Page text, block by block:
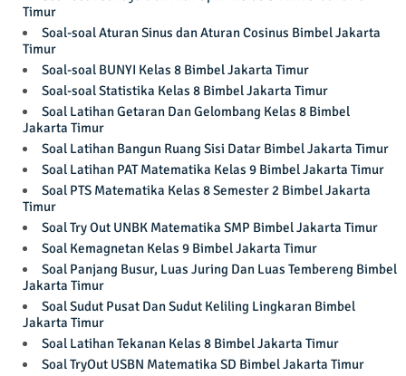
Timur
Soal-soal Aturan Sinus dan Aturan Cosinus Bimbel Jakarta
Timur
Soal-soal BUNYI Kelas 8 Bimbel Jakarta Timur
Soal-soal Statistika Kelas 8 Bimbel Jakarta Timur
Soal Latihan Getaran Dan Gelombang Kelas 8 Bimbel
Jakarta Timur
Soal Latihan Bangun Ruang Sisi Datar Bimbel Jakarta Timur
Soal Latihan PAT Matematika Kelas 9 Bimbel Jakarta Timur
Soal PTS Matematika Kelas 8 Semester 2 Bimbel Jakarta
Timur
Soal Try Out UNBK Matematika SMP Bimbel Jakarta Timur
Soal Kemagnetan Kelas 9 Bimbel Jakarta Timur
Soal Panjang Busur, Luas Juring Dan Luas Tembereng Bimbel
Jakarta Timur
Soal Sudut Pusat Dan Sudut Keliling Lingkaran Bimbel
Jakarta Timur
Soal Latihan Tekanan Kelas 8 Bimbel Jakarta Timur
Soal TryOut USBN Matematika SD Bimbel Jakarta Timur